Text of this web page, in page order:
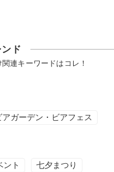
ド
連キーワードはコレ！
アガーデン・ビアフェス
ント 七夕まつり